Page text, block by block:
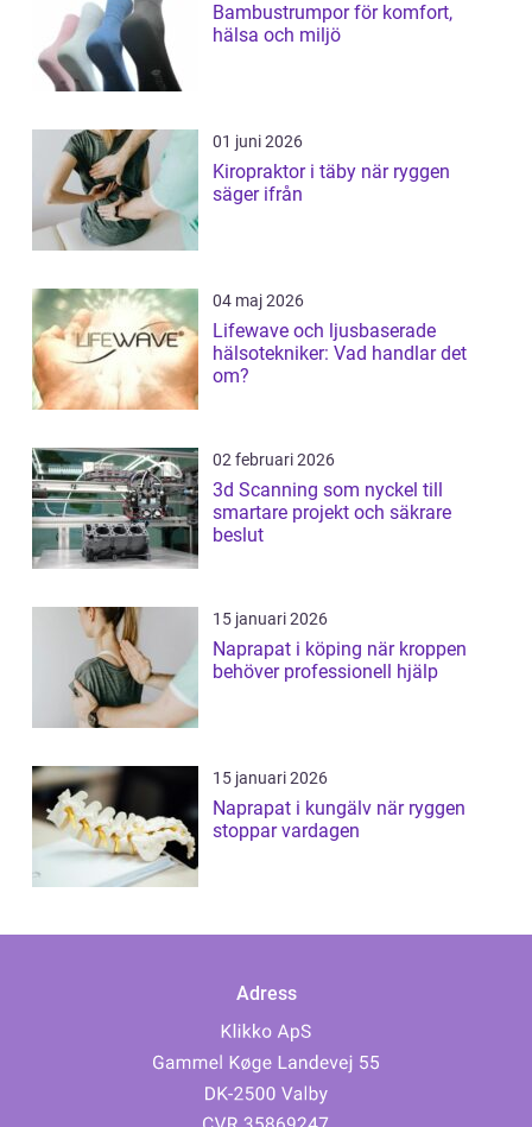
Bambustrumpor för komfort,
hälsa och miljö
01 juni 2026
Kiropraktor i täby när ryggen
säger ifrån
04 maj 2026
Lifewave och ljusbaserade
hälsotekniker: Vad handlar det
om?
02 februari 2026
3d Scanning som nyckel till
smartare projekt och säkrare
beslut
15 januari 2026
Naprapat i köping när kroppen
behöver professionell hjälp
15 januari 2026
Naprapat i kungälv när ryggen
stoppar vardagen
Adress